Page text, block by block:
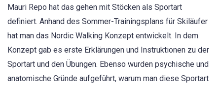
Mauri Repo hat das gehen mit Stöcken als Sportart
definiert. Anhand des Sommer-Trainingsplans für Skiläufer
hat man das Nordic Walking Konzept entwickelt. In dem
Konzept gab es erste Erklärungen und Instruktionen zu der
Sportart und den Übungen. Ebenso wurden psychische und
anatomische Gründe aufgeführt, warum man diese Sportart